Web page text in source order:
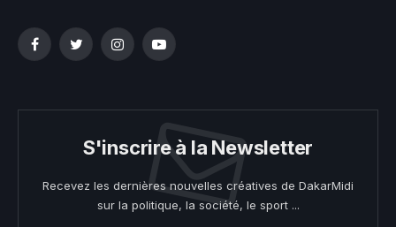
FacebookTwitterInstagramYouTube
S'inscrire à la Newsletter
Recevez les dernières nouvelles créatives de DakarMidi
sur la politique, la société, le sport ...